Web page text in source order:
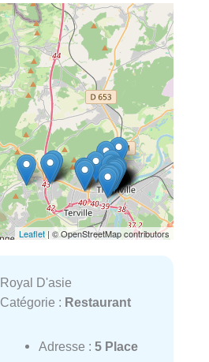
Leaflet | © OpenStreetMap contributors
Royal D'asie
Catégorie : Restaurant
Adresse : 5 Place